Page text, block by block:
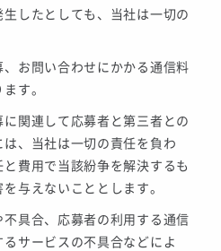
したとしても、当社は一切の
お問い合わせにかかる通信料
す。
関連して応募者と第三者との
、当社は一切の責任を負わ
費用で当該紛争を解決するも
与えないこととします。
具合、応募者の利用する通信
サービスの不具合などによ